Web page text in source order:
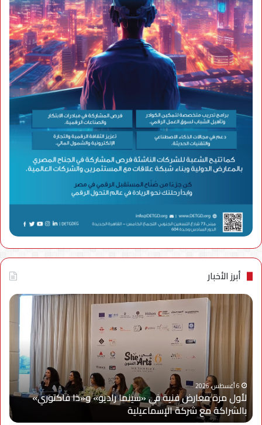
أبرز الأخبار
لأول
مرة
معارض
فنية
في
«سينما
راديو»
و«ذا
فاكتوري»
بالشراكة
6 أغسطس، 2026
لأول مرة معارض فنية في «سينما راديو» و«ذا فاكتوري»
بالشراكة مع شركة الإسماعيلية
مع
Cy
في